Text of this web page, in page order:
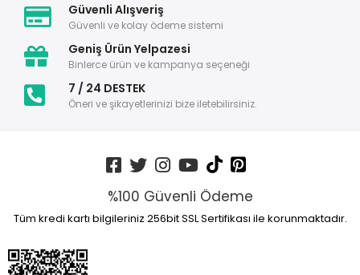
Güvenli Alışveriş
Güvenli ve kolay ödeme sistemi
Geniş Ürün Yelpazesi
Binlerce ürün ve kampanya seçeneği
7 / 24 DESTEK
Öneri ve şikayetlerinizi bize iletebilirsiniz.
%100 Güvenli Ödeme
Tüm kredi kartı bilgileriniz 256bit SSL Sertifikası ile korunmaktadır.